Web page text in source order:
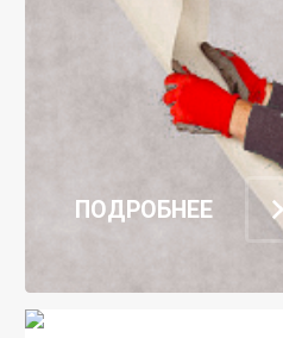
ПОДРОБНЕЕ